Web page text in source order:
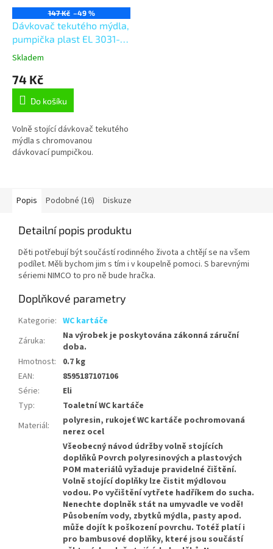
147 Kč –49 %
Dávkovač tekutého mýdla,
pumpička plast EL 3031-
45
Skladem
74 Kč
Do košíku
Volně stojící dávkovač tekutého
mýdla s chromovanou
dávkovací pumpičkou.
Popis Podobné (16) Diskuze
Detailní popis produktu
Děti potřebují být součástí rodinného života a chtějí se na všem
podílet. Měli bychom jim s tím i v koupelně pomoci. S barevnými
sériemi NIMCO to pro ně bude hračka.
Doplňkové parametry
Kategorie: WC kartáče
Záruka:
Na výrobek je poskytována zákonná záruční
doba.
Hmotnost:
0.7 kg
EAN:
8595187107106
Série:
Eli
Typ:
Toaletní WC kartáče
Materiál:
polyresin, rukojeť WC kartáče pochromovaná
nerez ocel
Všeobecný návod údržby volně stojících
doplňků Povrch polyresinových a plastových
POM materiálů vyžaduje pravidelné čištění.
Volně stojící doplňky lze čistit mýdlovou
vodou. Po vyčištění vytřete hadříkem do sucha.
Nenechte doplněk stát na umyvadle ve vodě!
Působením vody, zbytků mýdla, pasty apod.
může dojít k poškození povrchu. Totéž platí i
pro bambusové doplňky, které jsou součástí